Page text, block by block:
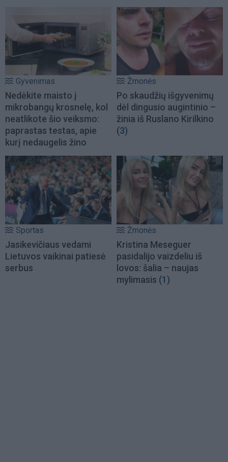
Gyvenimas
Nedėkite maisto į
mikrobangų krosnelę, kol
neatlikote šio veiksmo:
paprastas testas, apie
kurį nedaugelis žino
Žmonės
Po skaudžių išgyvenimų
dėl dingusio augintinio –
žinia iš Ruslano Kirilkino
(3)
Sportas
Jasikevičiaus vedami
Lietuvos vaikinai patiesė
serbus
Žmonės
Kristina Meseguer
pasidalijo vaizdeliu iš
lovos: šalia – naujas
mylimasis (1)